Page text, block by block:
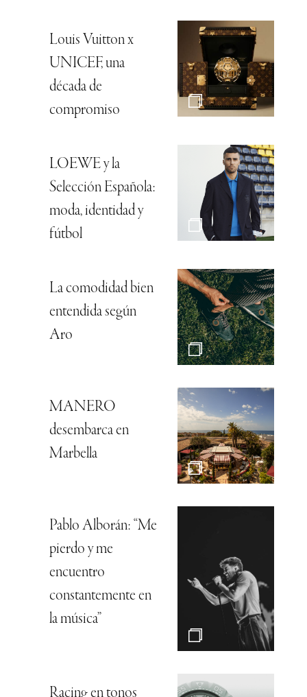
Louis Vuitton x
UNICEF, una
década de
compromiso
LOEWE y la
Selección Española:
moda, identidad y
fútbol
La comodidad bien
entendida según
Aro
MANERO
desembarca en
Marbella
Pablo Alborán: “Me
pierdo y me
encuentro
constantemente en
la música”
Racing en tonos